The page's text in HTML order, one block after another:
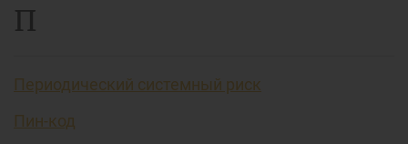
П
Периодический системный риск
Пин-код